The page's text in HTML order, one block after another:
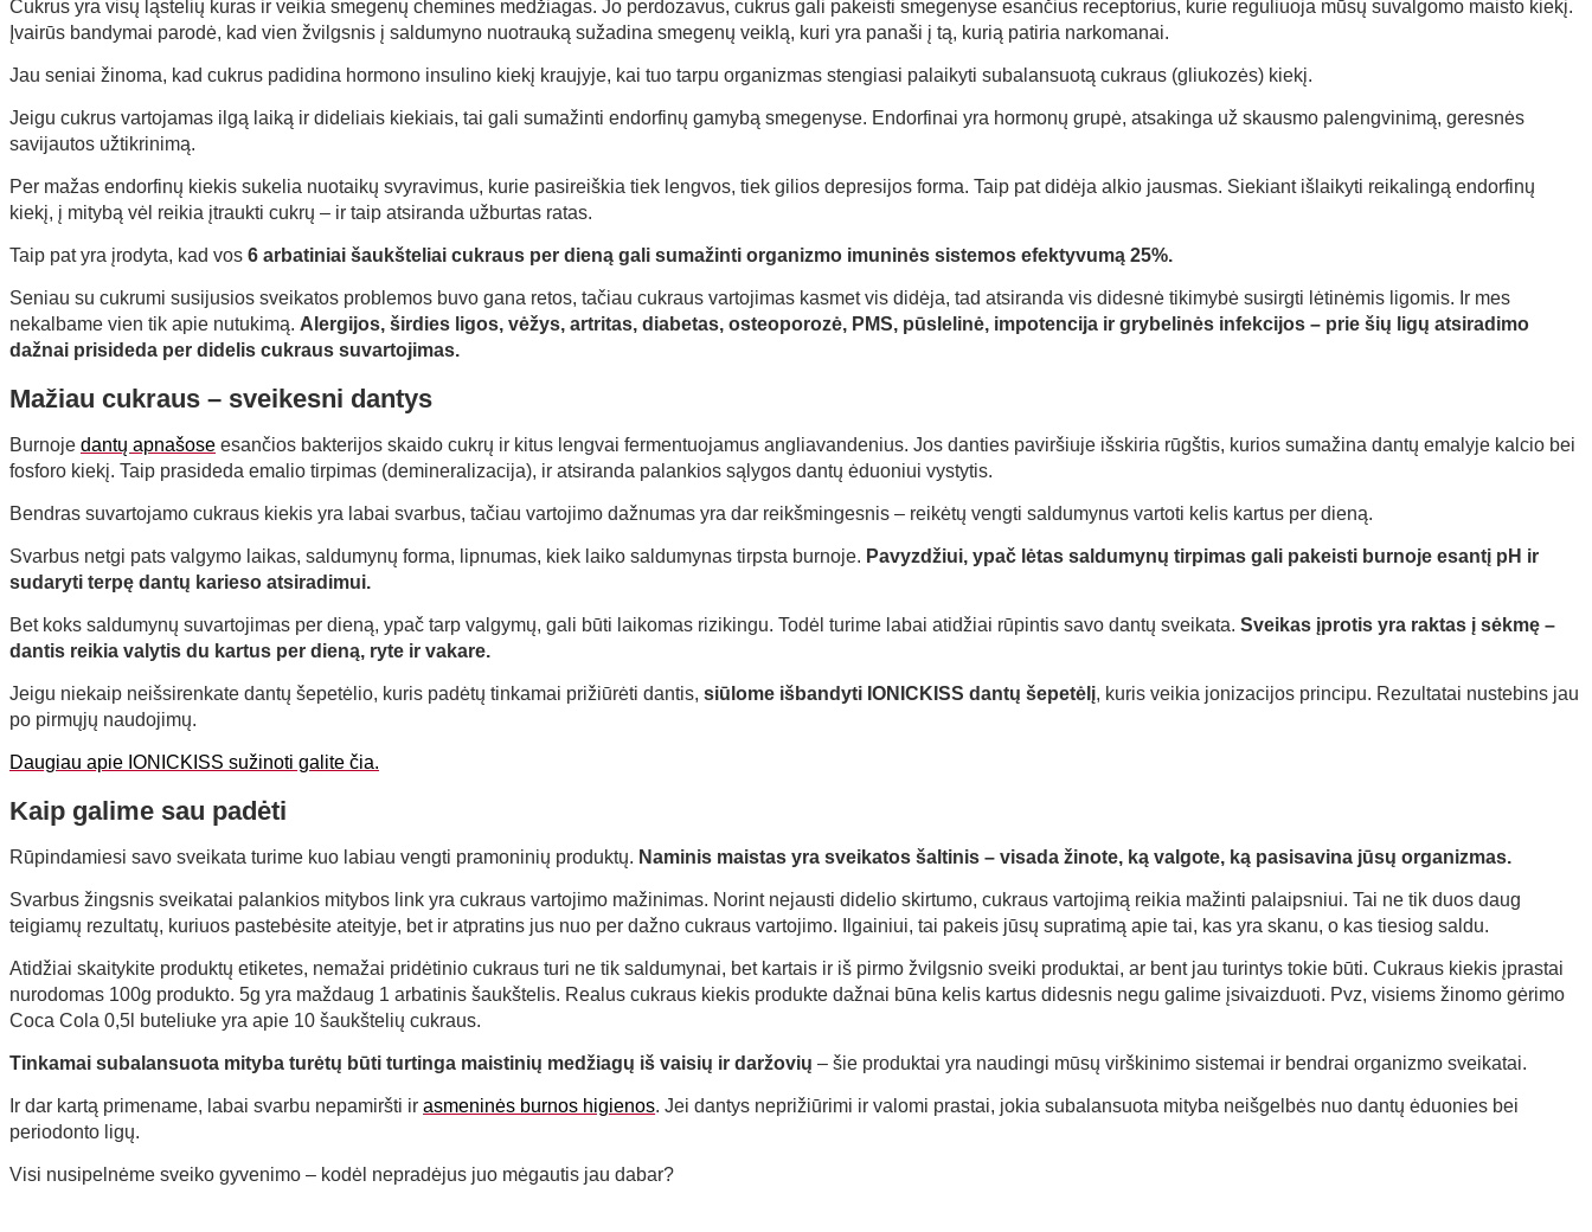
Cukrus yra visų ląstelių kuras ir veikia smegenų chemines medžiagas. Jo perdozavus, cukrus gali pakeisti smegenyse esančius receptorius, kurie reguliuoja mūsų suvalgomo maisto kiekį.
Įvairūs bandymai parodė, kad vien žvilgsnis į saldumyno nuotrauką sužadina smegenų veiklą, kuri yra panaši į tą, kurią patiria narkomanai.
Jau seniai žinoma, kad cukrus padidina hormono insulino kiekį kraujyje, kai tuo tarpu organizmas stengiasi palaikyti subalansuotą cukraus (gliukozės) kiekį.
Jeigu cukrus vartojamas ilgą laiką ir dideliais kiekiais, tai gali sumažinti endorfinų gamybą smegenyse. Endorfinai yra hormonų grupė, atsakinga už skausmo palengvinimą, geresnės
savijautos užtikrinimą.
Per mažas endorfinų kiekis sukelia nuotaikų svyravimus, kurie pasireiškia tiek lengvos, tiek gilios depresijos forma. Taip pat didėja alkio jausmas. Siekiant išlaikyti reikalingą endorfinų
kiekį, į mitybą vėl reikia įtraukti cukrų – ir taip atsiranda užburtas ratas.
Taip pat yra įrodyta, kad vos 6 arbatiniai šaukšteliai cukraus per dieną gali sumažinti organizmo imuninės sistemos efektyvumą 25%.
Seniau su cukrumi susijusios sveikatos problemos buvo gana retos, tačiau cukraus vartojimas kasmet vis didėja, tad atsiranda vis didesnė tikimybė susirgti lėtinėmis ligomis. Ir mes
nekalbame vien tik apie nutukimą. Alergijos, širdies ligos, vėžys, artritas, diabetas, osteoporozė, PMS, pūslelinė, impotencija ir grybelinės infekcijos – prie šių ligų atsiradimo
dažnai prisideda per didelis cukraus suvartojimas.
Mažiau cukraus – sveikesni dantys
Burnoje dantų apnašose esančios bakterijos skaido cukrų ir kitus lengvai fermentuojamus angliavandenius. Jos danties paviršiuje išskiria rūgštis, kurios sumažina dantų emalyje kalcio bei
fosforo kiekį. Taip prasideda emalio tirpimas (demineralizacija), ir atsiranda palankios sąlygos dantų ėduoniui vystytis.
Bendras suvartojamo cukraus kiekis yra labai svarbus, tačiau vartojimo dažnumas yra dar reikšmingesnis – reikėtų vengti saldumynus vartoti kelis kartus per dieną.
Svarbus netgi pats valgymo laikas, saldumynų forma, lipnumas, kiek laiko saldumynas tirpsta burnoje. Pavyzdžiui, ypač lėtas saldumynų tirpimas gali pakeisti burnoje esantį pH ir
sudaryti terpę dantų karieso atsiradimui.
Bet koks saldumynų suvartojimas per dieną, ypač tarp valgymų, gali būti laikomas rizikingu. Todėl turime labai atidžiai rūpintis savo dantų sveikata. Sveikas įprotis yra raktas į sėkmę –
dantis reikia valytis du kartus per dieną, ryte ir vakare.
Jeigu niekaip neišsirenkate dantų šepetėlio, kuris padėtų tinkamai prižiūrėti dantis, siūlome išbandyti IONICKISS dantų šepetėlį, kuris veikia jonizacijos principu. Rezultatai nustebins jau
po pirmųjų naudojimų.
Daugiau apie IONICKISS sužinoti galite čia.
Kaip galime sau padėti
Rūpindamiesi savo sveikata turime kuo labiau vengti pramoninių produktų. Naminis maistas yra sveikatos šaltinis – visada žinote, ką valgote, ką pasisavina jūsų organizmas.
Svarbus žingsnis sveikatai palankios mitybos link yra cukraus vartojimo mažinimas. Norint nejausti didelio skirtumo, cukraus vartojimą reikia mažinti palaipsniui. Tai ne tik duos daug
teigiamų rezultatų, kuriuos pastebėsite ateityje, bet ir atpratins jus nuo per dažno cukraus vartojimo. Ilgainiui, tai pakeis jūsų supratimą apie tai, kas yra skanu, o kas tiesiog saldu.
Atidžiai skaitykite produktų etiketes, nemažai pridėtinio cukraus turi ne tik saldumynai, bet kartais ir iš pirmo žvilgsnio sveiki produktai, ar bent jau turintys tokie būti. Cukraus kiekis įprastai
nurodomas 100g produkto. 5g yra maždaug 1 arbatinis šaukštelis. Realus cukraus kiekis produkte dažnai būna kelis kartus didesnis negu galime įsivaizduoti. Pvz, visiems žinomo gėrimo
Coca Cola 0,5l buteliuke yra apie 10 šaukštelių cukraus.
Tinkamai subalansuota mityba turėtų būti turtinga maistinių medžiagų iš vaisių ir daržovių – šie produktai yra naudingi mūsų virškinimo sistemai ir bendrai organizmo sveikatai.
Ir dar kartą primename, labai svarbu nepamiršti ir asmeninės burnos higienos. Jei dantys neprižiūrimi ir valomi prastai, jokia subalansuota mityba neišgelbės nuo dantų ėduonies bei
periodonto ligų.
Visi nusipelnėme sveiko gyvenimo – kodėl nepradėjus juo mėgautis jau dabar?